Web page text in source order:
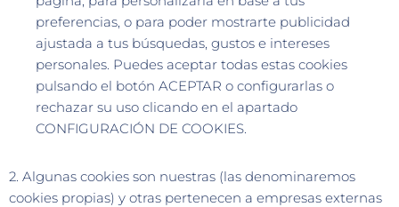
preferencias, o para poder mostrarte publicidad
ajustada a tus búsquedas, gustos e intereses
personales. Puedes aceptar todas estas cookies
pulsando el botón ACEPTAR o configurarlas o
rechazar su uso clicando en el apartado
CONFIGURACIÓN DE COOKIES.
2. Algunas cookies son nuestras (las denominaremos
cookies propias) y otras pertenecen a empresas externas